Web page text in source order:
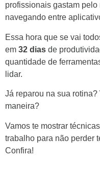
profissionais gastam
navegando entre
Essa hora que se vai
em 32 dias de
quantidade de
lidar.
Já reparou na sua
maneira?
Vamos te mostrar
trabalho para não perder
Confira!